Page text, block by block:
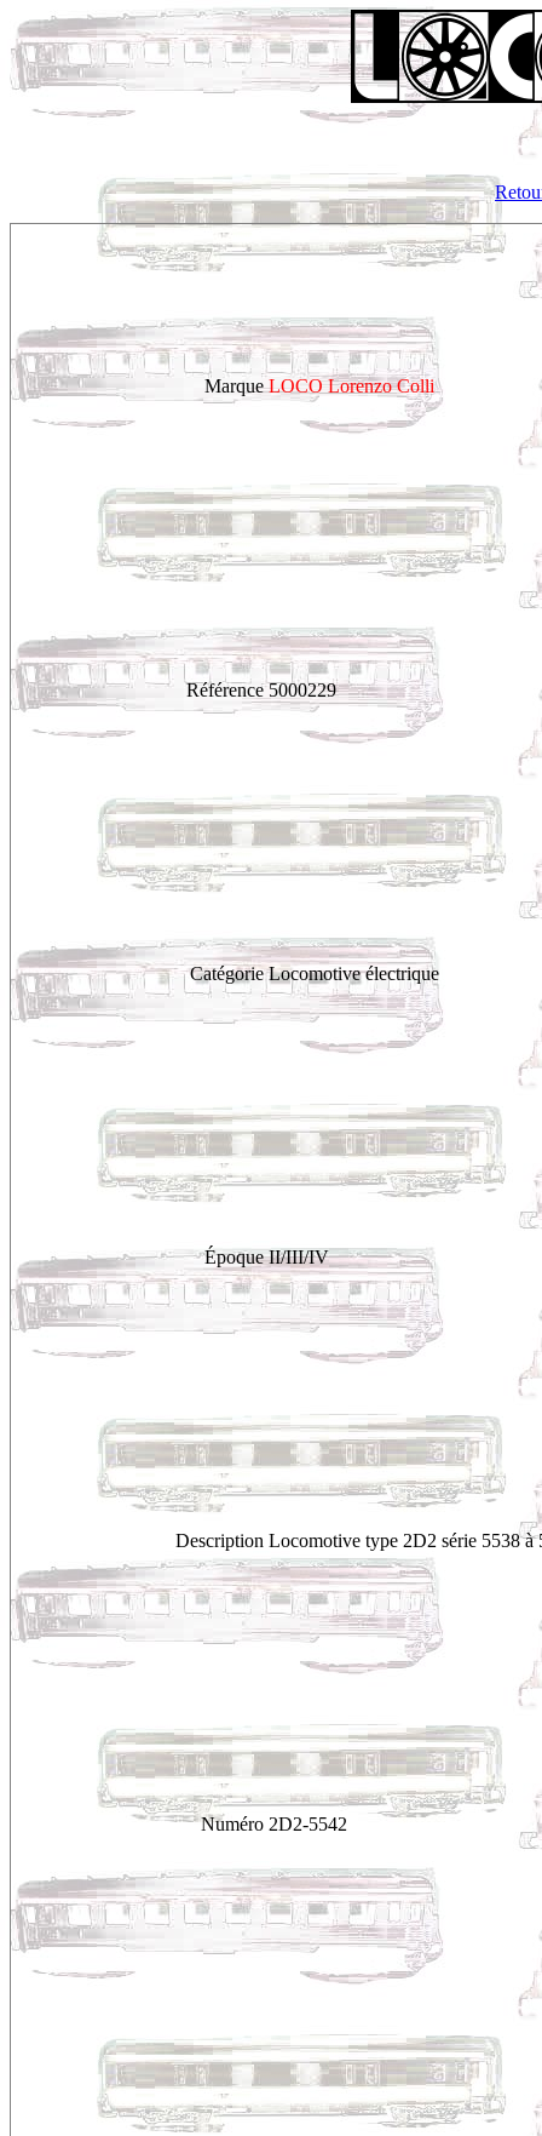
Marque LOCO Lorenzo Colli
Référence 5000229
Catégorie Locomotive électrique
Époque II/III/IV
Description Locomotive type 2D2 série 5538 à
Numéro 2D2-5542